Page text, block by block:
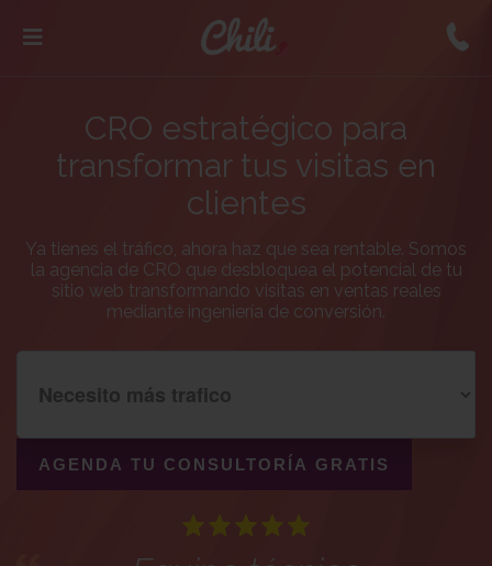
CRO estratégico para
transformar tus visitas en
clientes
Ya tienes el tráfico, ahora haz que sea rentable. Somos
la agencia de CRO que desbloquea el potencial de tu
sitio web transformando visitas en ventas reales
mediante ingeniería de conversión.